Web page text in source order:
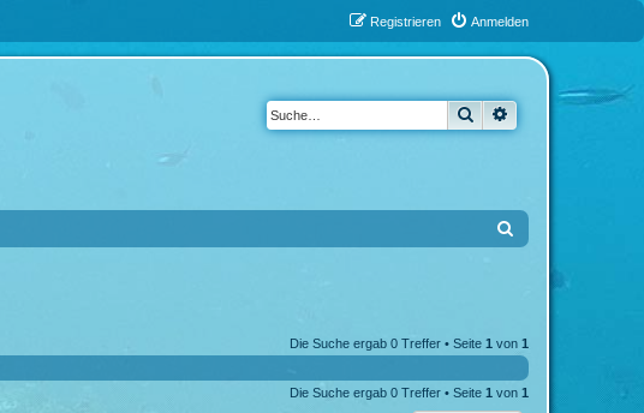
Anmelden
Registrieren
Suche
e
Die Suche ergab 0 Treffer • Seite 1 von 1
Die Suche ergab 0 Treffer • Seite 1 von 1